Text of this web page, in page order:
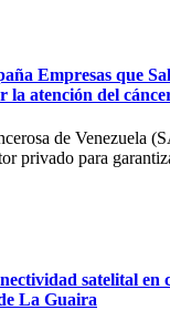
Empresas que
la atención del
de Venezuela
privado para
satelital en
La Guaira